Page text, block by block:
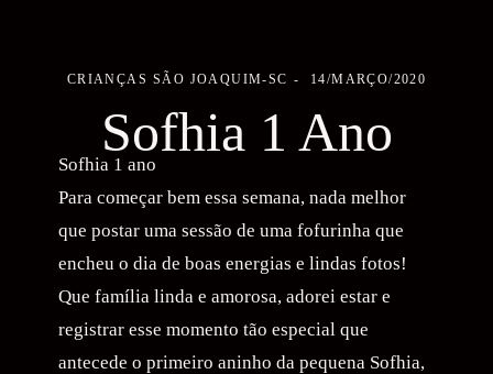
CRIANÇAS SÃO JOAQUIM-SC 14/MARÇO/2020
Sofhia 1 Ano
Sofhia 1 ano
Para começar bem essa semana, nada melhor
que postar uma sessão de uma fofurinha que
encheu o dia de boas energias e lindas fotos!
Que família linda e amorosa, adorei estar e
registrar esse momento tão especial que
antecede o primeiro aninho da pequena Sofhia,